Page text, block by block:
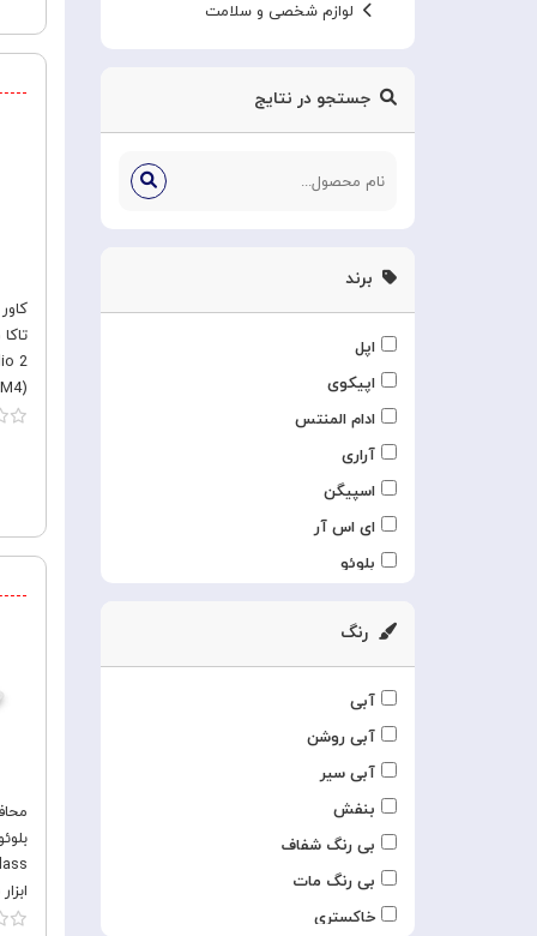
لوازم شخصی و سلامت
جستجو در نتایج
برند
اپل
اپیکوی
ادام المنتس
آراری
اسپیگن
ای اس آر
بلوئو
پی تاکا
جی سی پال
ریگور اینورس
زاند
زگ
سوییچ ایزی
کوتتسی
کوتسی
کی فون
رنگ
آبی
آبی روشن
آبی سیر
بنفش
بی رنگ شفاف
بی رنگ مات
خاکستری